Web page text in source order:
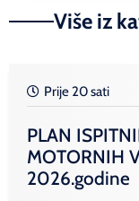
Više iz
Prije 20 sati
PLAN
MOTORNIH
2026.godine